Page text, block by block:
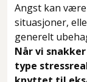
Angst kan
situasjoner,
generelt
Når vi
type